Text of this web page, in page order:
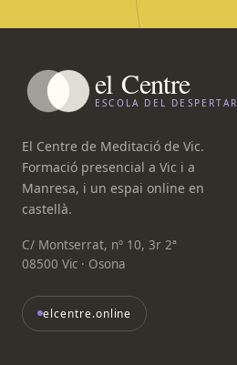
elCentre
ESCOLA DEL DESPERTAR
El Centre de Meditació de Vic.
Formació presencial a Vic i a
Manresa, i un espai online en
castellà.
C/ Montserrat, nº 10, 3r 2ª
08500 Vic · Osona
elcentre.online